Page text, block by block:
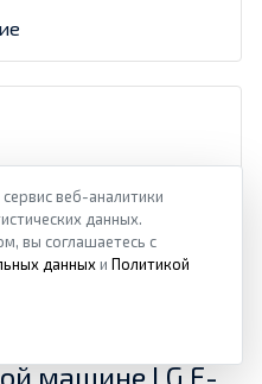
машину LG F-
машине LG F-
веб-аналитики
данных.
вы соглашаетесь с
данных и Политикой